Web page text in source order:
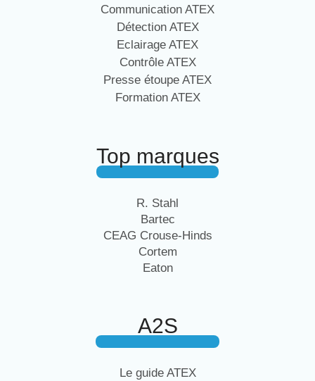
Communication ATEX
Détection ATEX
Eclairage ATEX
Contrôle ATEX
Presse étoupe ATEX
Formation ATEX
Top marques
R. Stahl
Bartec
CEAG Crouse-Hinds
Cortem
Eaton
A2S
Le guide ATEX